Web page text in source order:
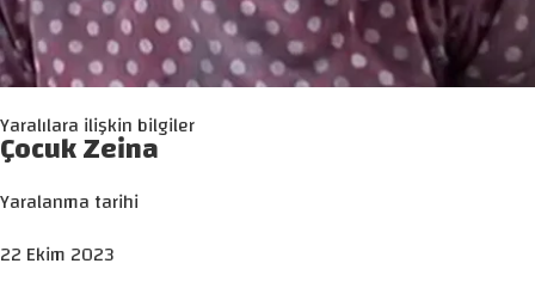
Yaralılara ilişkin bilgiler
Çocuk Zeina
Yaralanma tarihi
22 Ekim 2023